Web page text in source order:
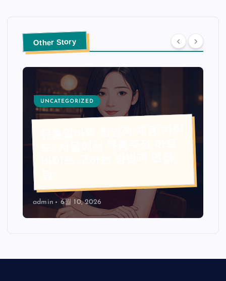
Other Story
UNCATEGORIZED
admin 6월 10, 2026